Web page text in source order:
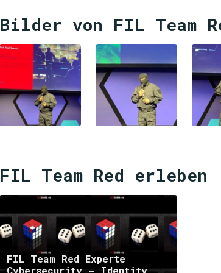
Bilder von FIL Team
FIL Team Red erleben
FIL Team Red Experte
Cybersecurity - Identity